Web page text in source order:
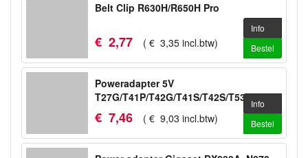
Belt Clip R630H/R650H Pro
€ 2,77 ( € 3,35 incl.btw)
Info
Bestel
Poweradapter 5V
T27G/T41P/T42G/T41S/T42S/T53/T53W/WH64
€ 7,46 ( € 9,03 incl.btw)
Info
Bestel